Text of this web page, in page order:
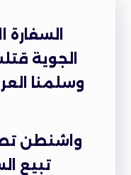
السفارة
الجوية
وسلمنا العراق ٢٥٠ آلية
واشنطن
تبيع